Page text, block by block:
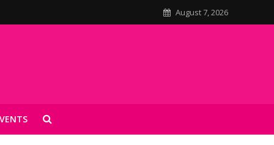
August 7, 2026